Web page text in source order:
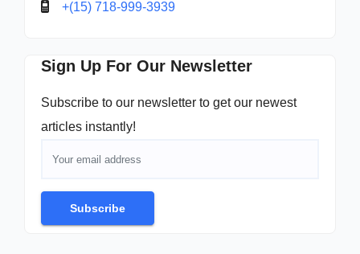
+(15) 718-999-3939
Sign Up For Our Newsletter
Subscribe to our newsletter to get our newest
articles instantly!
Subscribe